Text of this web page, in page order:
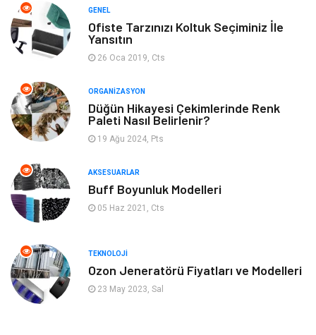
Yeme & İçme Spor
Gençlik & Eğlence Keyif & Hobi
Aksesuarlar
Mobilya
Gayrimenkul
Ev İşleri
Astroloji
GENEL
Ofiste Tarzınızı Koltuk Seçiminiz İle
Yansıtın
26 Oca 2019, Cts
ORGANIZASYON
Düğün Hikayesi Çekimlerinde Renk
Paleti Nasıl Belirlenir?
19 Ağu 2024, Pts
AKSESUARLAR
Buff Boyunluk Modelleri
05 Haz 2021, Cts
TEKNOLOJI
Ozon Jeneratörü Fiyatları ve Modelleri
23 May 2023, Sal